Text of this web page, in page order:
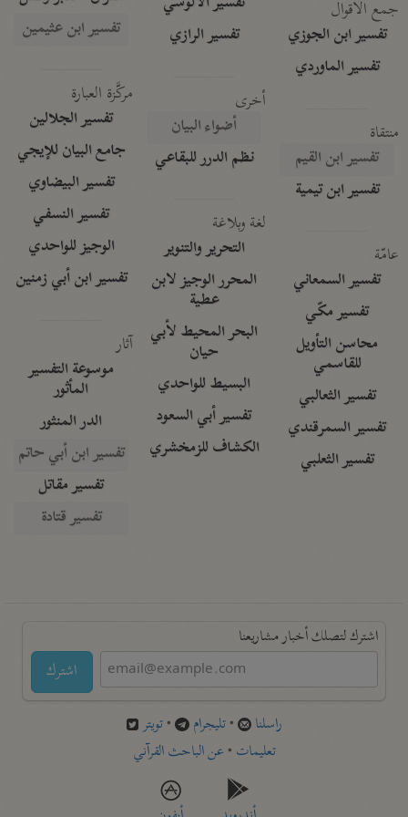
جمع الأقوال
تفسير ابن الجوزي
تفسير الماوردي
منتقاة
تفسير ابن القيم
تفسير ابن تيمية
عامّة
تفسير السمعاني
تفسير مكّي
محاسن التأويل
للقاسمي
تفسير الثعالبي
تفسير السمرقندي
تفسير الثعلبي
تفسير الرازي
أخرى
أضواء البيان
نظم الدرر للبقاعي
لغة وبلاغة
التحرير والتنوير
المحرر الوجيز لابن
عطية
البحر المحيط لأبي
حيان
البسيط للواحدي
تفسير أبي السعود
الكشاف للزمخشري
تفسير ابن عثيمين
مركَّزة العبارة
تفسير الجلالين
جامع البيان للإيجي
تفسير البيضاوي
تفسير النسفي
الوجيز للواحدي
تفسير ابن أبي زمنين
آثار
موسوعة التفسير
المأثور
الدر المنثور
تفسير ابن أبي حاتم
تفسير مقاتل
تفسير قتادة
اشترك لتصلك أخبار مشاريعنا
اشترك
راسلنا •تليجرام •تويتر
تعليمات •عن الباحث القرآني